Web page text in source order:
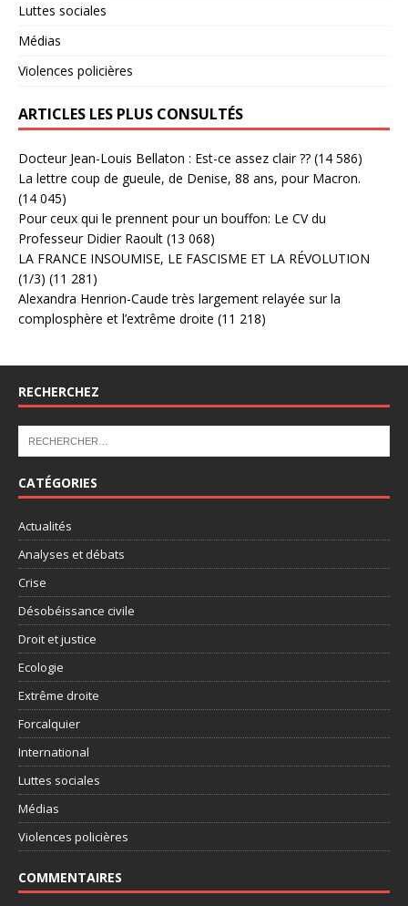
Luttes sociales
Médias
Violences policières
ARTICLES LES PLUS CONSULTÉS
Docteur Jean-Louis Bellaton : Est-ce assez clair ?? (14 586)
La lettre coup de gueule, de Denise, 88 ans, pour Macron.
(14 045)
Pour ceux qui le prennent pour un bouffon: Le CV du
Professeur Didier Raoult (13 068)
LA FRANCE INSOUMISE, LE FASCISME ET LA RÉVOLUTION
(1/3) (11 281)
Alexandra Henrion-Caude très largement relayée sur la
complosphère et l’extrême droite (11 218)
RECHERCHEZ
CATÉGORIES
Actualités
Analyses et débats
Crise
Désobéissance civile
Droit et justice
Ecologie
Extrême droite
Forcalquier
International
Luttes sociales
Médias
Violences policières
COMMENTAIRES